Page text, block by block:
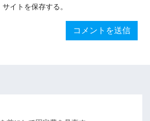
イトを保存する。